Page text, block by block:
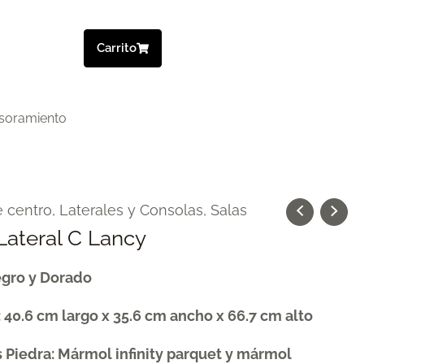
Carrito
centro, Laterales y Consolas, Salas
C Lancy
y Dorado
cm largo x 35.6 cm ancho x 66.7 cm alto
Piedra: Mármol infinity parquet y mármol